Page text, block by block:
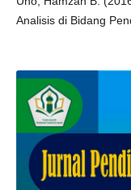
Analisis di Bidang